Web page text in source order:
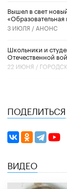
Вышел в свет
3 ИЮЛЯ / АНОНС
Школьники и
Отечественной
22 ИЮНЯ /
ПОДЕЛИТЬСЯ
ВИДЕО